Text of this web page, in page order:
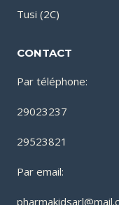
Tusi (2C)
CONTACT
Par téléphone:
29023237
29523821
Par email: